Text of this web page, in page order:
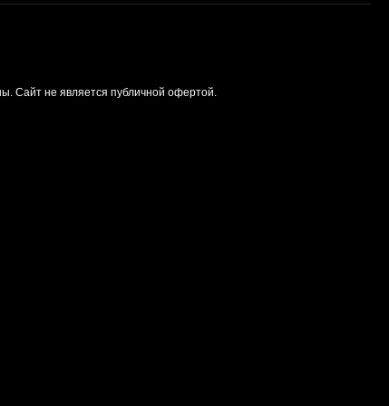
Сайт не является публичной офертой.